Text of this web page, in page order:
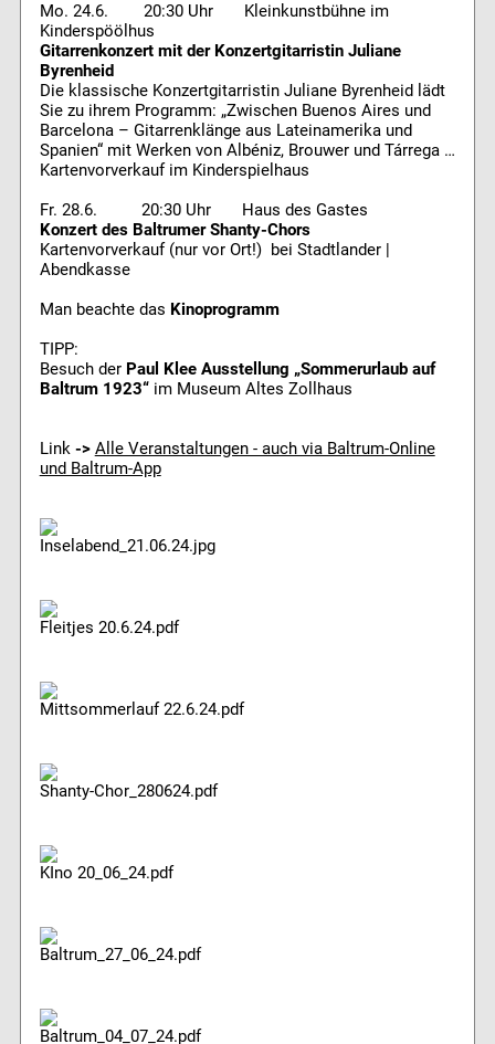
Mo. 24.6. 20:30 Uhr Kleinkunstbühne im
Kinderspöölhus
Gitarrenkonzert mit der Konzertgitarristin Juliane
Byrenheid
Die klassische Konzertgitarristin Juliane Byrenheid lädt
Sie zu ihrem Programm: „Zwischen Buenos Aires und
Barcelona – Gitarrenklänge aus Lateinamerika und
Spanien“ mit Werken von Albéniz, Brouwer und Tárrega …
Kartenvorverkauf im Kinderspielhaus
Fr. 28.6. 20:30 Uhr Haus des Gastes
Konzert des Baltrumer Shanty-Chors
Kartenvorverkauf (nur vor Ort!) bei Stadtlander |
Abendkasse
Man beachte das Kinoprogramm
TIPP:
Besuch der Paul Klee Ausstellung „Sommerurlaub auf
Baltrum 1923“im Museum Altes Zollhaus
Link -> Alle Veranstaltungen - auch via Baltrum-Online
und Baltrum-App
Inselabend_21.06.24.jpg
Fleitjes 20.6.24.pdf
Mittsommerlauf 22.6.24.pdf
Shanty-Chor_280624.pdf
KIno 20_06_24.pdf
Baltrum_27_06_24.pdf
Baltrum_04_07_24.pdf